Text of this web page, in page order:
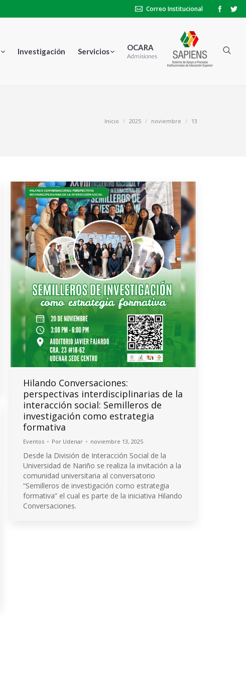
Correo Institucional
Investigación Servicios OCARA
Admisiones
Inicio 2025 noviembre 13
Hilando Conversaciones:
perspectivas interdisciplinarias de la
interacción social: Semilleros de
investigación como estrategia
formativa
Eventos Por Udenar noviembre 13, 2025
Desde la División de Interacción Social de la
Universidad de Nariño se realiza la invitación a la
comunidad universitaria al conversatorio
“Semilleros de investigación como estrategia
formativa” el cual es parte de la iniciativa Hilando
Conversaciones.